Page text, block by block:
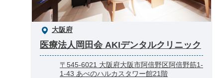
大阪府
医療法人岡田会 AKIデンタルクリニック
〒545-6021 大阪府大阪市阿倍野区阿倍野筋1-
1-43 あべのハルカスタワー館21階